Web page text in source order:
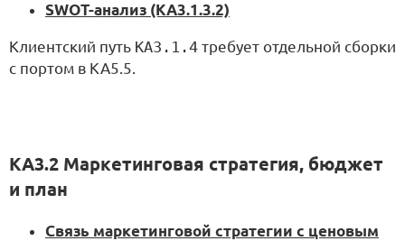
SWOT-анализ (KA3.1.3.2)
Клиентский путь KA3.1.4 требует отдельной сборки
с портом в KA5.5.
KA3.2 Маркетинговая стратегия, бюджет
и план
Связь маркетинговой стратегии с ценовым